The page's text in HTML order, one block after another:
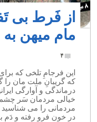
از فَرط بی
مام میهن
۴
این فرجامِ تلخی که
که گریبانِ ملت مان را
درماندگی و آوارگی
خیالی مردمان سَر
مردمانی را می
در خون فرو رفته و دَم